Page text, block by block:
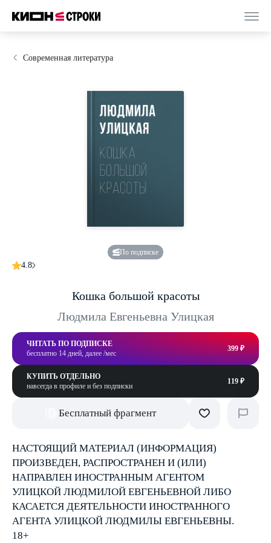
Современная литература
По подписке
4.8
Кошка большой красоты
Людмила Евгеньевна Улицкая
ЧИТАТЬ ПО ПОДПИСКЕ
бесплатно 14 дней, далее /мес
399 ₽
КУПИТЬ ОТДЕЛЬНО
навсегда в профиле и без подписки
119 ₽
Бесплатный фрагмент
НАСТОЯЩИЙ МАТЕРИАЛ (ИНФОРМАЦИЯ)
ПРОИЗВЕДЕН, РАСПРОСТРАНЕН И (ИЛИ)
НАПРАВЛЕН ИНОСТРАННЫМ АГЕНТОМ
УЛИЦКОЙ ЛЮДМИЛОЙ ЕВГЕНЬЕВНОЙ ЛИБО
КАСАЕТСЯ ДЕЯТЕЛЬНОСТИ ИНОСТРАННОГО
АГЕНТА УЛИЦКОЙ ЛЮДМИЛЫ ЕВГЕНЬЕВНЫ.
18+